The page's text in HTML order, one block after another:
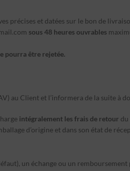
précises et datées sur le bon de
sous 48 heures ouvrables
pourra être rejetée.
au Client et l’informera de la suite à
intégralement les frais de retour
d’origine et dans son état de
un échange ou un remboursement